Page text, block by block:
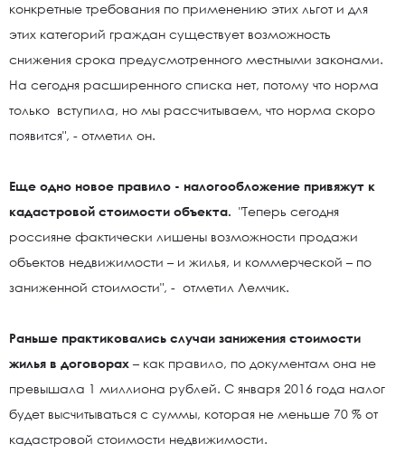
конкретные требования по применению этих льгот и для
этих категорий граждан существует возможность
снижения срока предусмотренного местными законами.
На сегодня расширенного списка нет, потому что норма
только вступила, но мы рассчитываем, что норма скоро
появится", - отметил он.
Еще одно новое правило - налогообложение привяжут к
кадастровой стоимости объекта. "Теперь сегодня
россияне фактически лишены возможности продажи
объектов недвижимости – и жилья, и коммерческой – по
заниженной стоимости", - отметил Лемчик.
Раньше практиковались случаи занижения стоимости
жилья в договорах – как правило, по документам она не
превышала 1 миллиона рублей. С января 2016 года налог
будет высчитываться с суммы, которая не меньше 70 % от
кадастровой стоимости недвижимости.